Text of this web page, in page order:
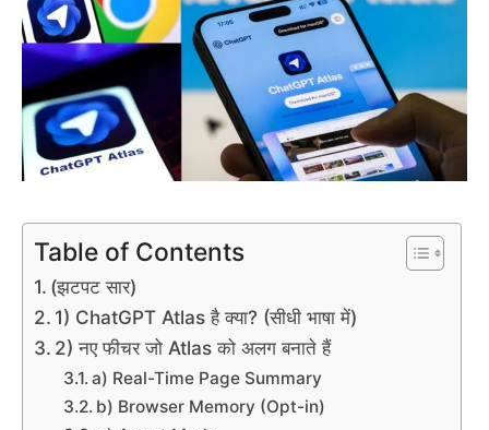
Table of Contents
(झटपट सार)
1) ChatGPT Atlas है क्या? (सीधी भाषा में)
2) नए फीचर जो Atlas को अलग बनाते हैं
a) Real-Time Page Summary
b) Browser Memory (Opt-in)